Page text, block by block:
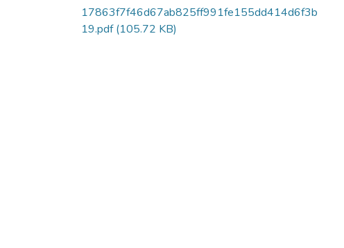
17863f7f46d67ab825ff991fe155dd414d6f3b
19.pdf(105.72 KB)